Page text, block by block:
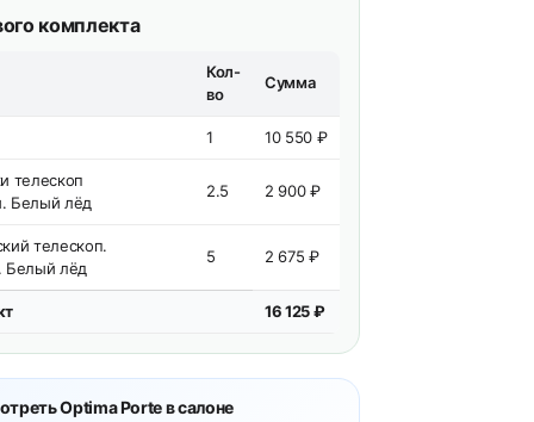
комплекта
Кол-
во
Сумма
1 10 550 ₽
телескоп
Белый лёд
2.5 2 900 ₽
телескоп.
Белый лёд
5 2 675 ₽
16 125 ₽
Optima Porte в салоне